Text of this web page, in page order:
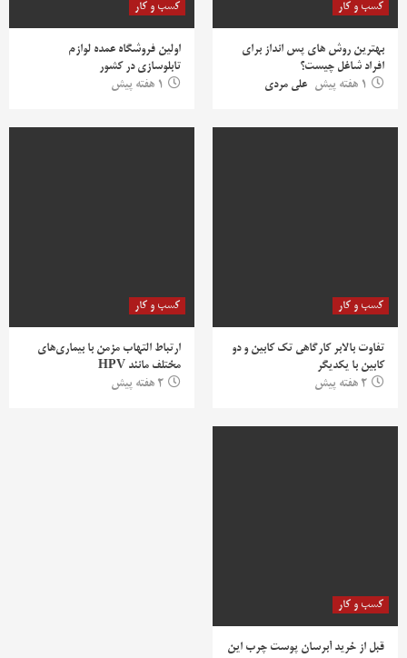
کسب و کار
بهترین روش‌ های پس‌ انداز برای
افراد شاغل چیست؟
1 هفته پیش
علی مردی
کسب و کار
اولین فروشگاه عمده لوازم
تابلوسازی در کشور
1 هفته پیش
کسب و کار
تفاوت بالابر کارگاهی تک کابین و دو
کابین با یکدیگر
2 هفته پیش
کسب و کار
ارتباط التهاب مزمن با بیماری‌های
مختلف مانند HPV
2 هفته پیش
کسب و کار
قبل از خرید آبرسان پوست چرب این